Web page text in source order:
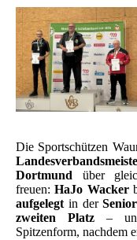
Die Sportschützen
Dortmund über
freuen:HaJo Wacker
aufgelegt in der
zweiten Platz –
Spitzenform, nachdem